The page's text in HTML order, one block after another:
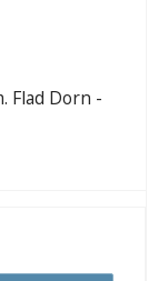
Flad Dorn -